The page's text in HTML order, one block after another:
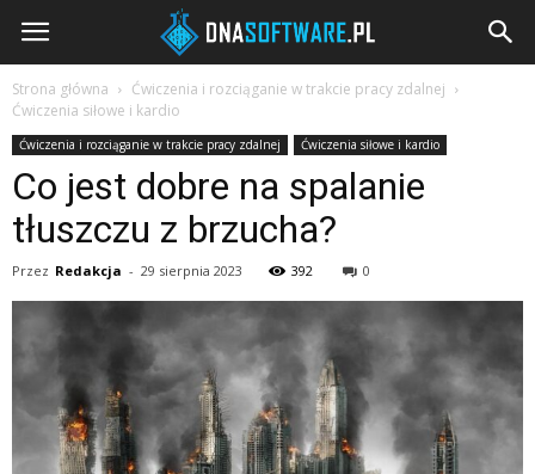
DNAsoftware.pl
Strona główna
Ćwiczenia i rozciąganie w trakcie pracy zdalnej
Ćwiczenia siłowe i kardio
Ćwiczenia i rozciąganie w trakcie pracy zdalnej Ćwiczenia siłowe i kardio
Co jest dobre na spalanie
tłuszczu z brzucha?
Przez Redakcja - 29 sierpnia 2023 392 0